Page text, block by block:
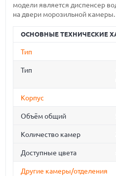
модели является диспенсер
на двери морозильной камеры.
ОСНОВНЫЕ ТЕХНИЧЕСКИЕ
Тип
Тип
Корпус
Объём общий
Количество камер
Доступные цвета
Другие камеры/отделения